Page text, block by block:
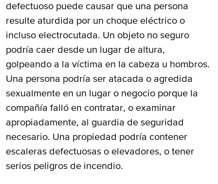
defectuoso puede causar que una persona
resulte aturdida por un choque eléctrico o
incluso electrocutada. Un objeto no seguro
podría caer desde un lugar de altura,
golpeando a la víctima en la cabeza u hombros.
Una persona podría ser atacada o agredida
sexualmente en un lugar o negocio porque la
compañía falló en contratar, o examinar
apropiadamente, al guardia de seguridad
necesario. Una propiedad podría contener
escaleras defectuosas o elevadores, o tener
serios peligros de incendio.